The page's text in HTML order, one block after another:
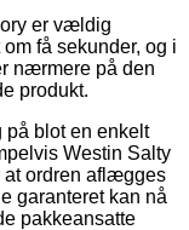
er vældig
få sekunder, og i
nærmere på den
produkt.
på blot en enkelt
Westin Salty
at ordren aflægges
garanteret kan nå
pakkeansatte